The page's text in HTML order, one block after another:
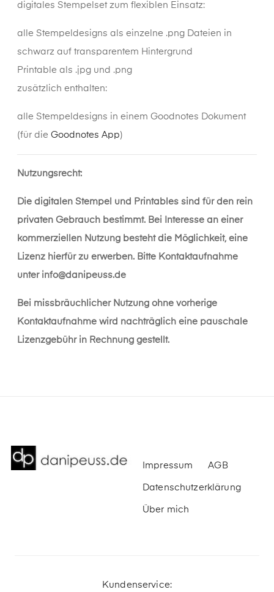
digitales Stempelset zum flexiblen Einsatz:
alle Stempeldesigns als einzelne .png Dateien in
schwarz auf transparentem Hintergrund
Printable als .jpg und .png
zusätzlich enthalten:
alle Stempeldesigns in einem Goodnotes Dokument
(für die Goodnotes App)
Nutzungsrecht:
Die digitalen Stempel und Printables sind für den rein
privaten Gebrauch bestimmt. Bei Interesse an einer
kommerziellen Nutzung besteht die Möglichkeit, eine
Lizenz hierfür zu erwerben. Bitte Kontaktaufnahme
unter info@danipeuss.de
Bei missbräuchlicher Nutzung ohne vorherige
Kontaktaufnahme wird nachträglich eine pauschale
Lizenzgebühr in Rechnung gestellt.
Impressum AGB
Datenschutzerklärung
Über mich
Kundenservice: